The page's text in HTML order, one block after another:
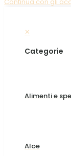
✕
Categorie
Alimenti e
Aloe